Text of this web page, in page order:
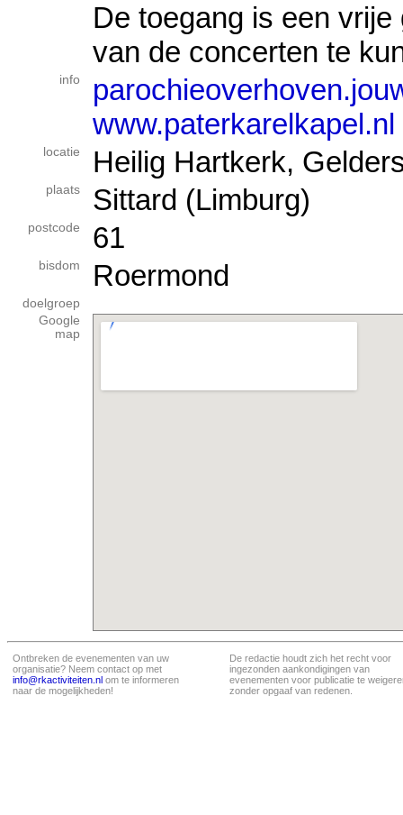
De toegang is een
van de concerten te
info
www.paterkarelkapel.nl
locatie Heilig Hartkerk,
plaats Sittard (Limburg)
postcode 61
bisdom Roermond
doelgroep
Google
map
Ontbreken de evenementen van uw
organisatie? Neem contact op met
info@rkactiviteiten.nl om te informeren
naar de mogelijkheden!
De redactie houdt zich het recht voor
ingezonden aankondigingen van
evenementen voor publicatie te
zonder opgaaf van redenen.